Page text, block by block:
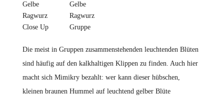
Gelbe
Ragwurz
Close Up
Gelbe
Ragwurz
Gruppe
Die meist in Gruppen zusammenstehenden leuchtenden Blüten
sind häufig auf den kalkhaltigen Klippen zu finden. Auch hier
macht sich Mimikry bezahlt: wer kann dieser hübschen,
kleinen braunen Hummel auf leuchtend gelber Blüte